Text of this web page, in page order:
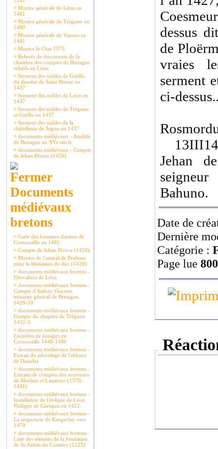
¤ Montre générale de Léon en
1481
¤ Montre générale de Tréguier en
1480.
¤ Montre générale de Vannes en
1481
¤ Montre le Chat 1375
¤ Relevés de documents de la
chambre des comptes de Bretagne
relatifs au Léon
¤ Serment des nobles de Goëllo
du diocèse de Saint-Brieuc en
1437
¤ Serment des nobles de Léon en
1437
¤ Serment des nobles de Tréguier
et Goëllo en 1437
¤ Serment des nobles de la
châtellenie de Jugon en 1437
¤ documents médiévaux - Anoblis
de Bretagne au XVe siècle
¤ documents médiévaux - Compte
de Jehan Périou (1420).
Documents
médiévaux
bretons
¤ Carte des hommes d'armes de
Cornouaille en 1481
¤ Compte de Jehan Périou (1420).
¤ Montre de l'amiral de Penhoet
pour la libération du duc (1420)
¤ documents médiévaux bretons -
Chevaliers de Léon
¤ documents médiévaux bretons -
Compte d'Aufroy Guynot,
trésorier général de Bretagne,
1429-33
¤ documents médiévaux bretons -
Compte du chapitre de Tréguier
1432-3.
¤ documents médiévaux bretons -
Enquêtes de fouages en
Cornouaille 1440-1480
¤ documents médiévaux bretons -
Extrait du nécrologe de l'abbaye
de Daoulas
¤ documents médiévaux bretons -
Extraits de comptes des receveurs
de Morlaix et Lanmeur (1370-
1431).
¤ documents médiévaux bretons -
Installation de l'évêque de Léon
Philippe de Coetquis en 1422.
¤ documents médiévaux bretons -
La seigneurie de Kergorlay vers
1470
¤ documents médiévaux bretons -
Liste des témoins de la fondation
de St-Aubin du Cormier (1225)
dessus
de
vraies
serment
ci-
Jehan
Bahuno.
Date de
Dernière
Catégorie :
Page lue